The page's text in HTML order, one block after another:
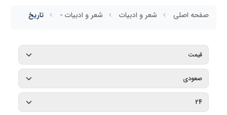
صفحه اصلی شعر و ادبیات شعر و ادبیات - تاریخ